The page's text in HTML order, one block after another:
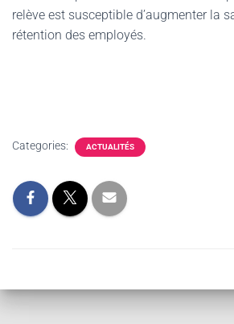
relève est susceptible d’augmenter la
rétention des employés.
Categories: ACTUALITÉS